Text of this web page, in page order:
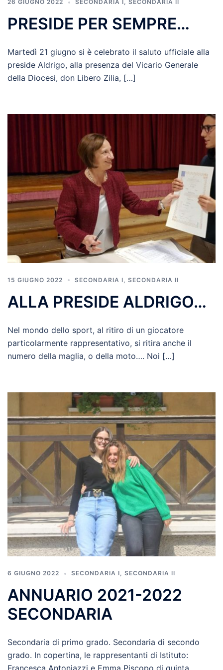
26 GIUGNO 2022 SECONDARIA I , SECONDARIA II
PRESIDE PER SEMPRE…
Martedì 21 giugno si è celebrato il saluto ufficiale alla
preside Aldrigo, alla presenza del Vicario Generale
della Diocesi, don Libero Zilia, […]
15 GIUGNO 2022 SECONDARIA I SECONDARIA II
ALLA PRESIDE ALDRIGO…
Nel mondo dello sport, al ritiro di un giocatore
particolarmente rappresentativo, si ritira anche il
numero della maglia, o della moto…. Noi […]
6 GIUGNO 2022 SECONDARIA I, SECONDARIA II
ANNUARIO 2021-2022
SECONDARIA
Secondaria di primo grado. Secondaria di secondo
grado. In copertina, le rappresentanti di Istituto: